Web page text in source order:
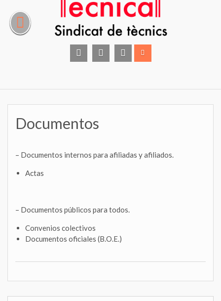
contenido
Documentos
– Documentos internos para afiliadas y afiliados.
Actas
– Documentos públicos para todos.
Convenios colectivos
Documentos oficiales (B.O.E.)